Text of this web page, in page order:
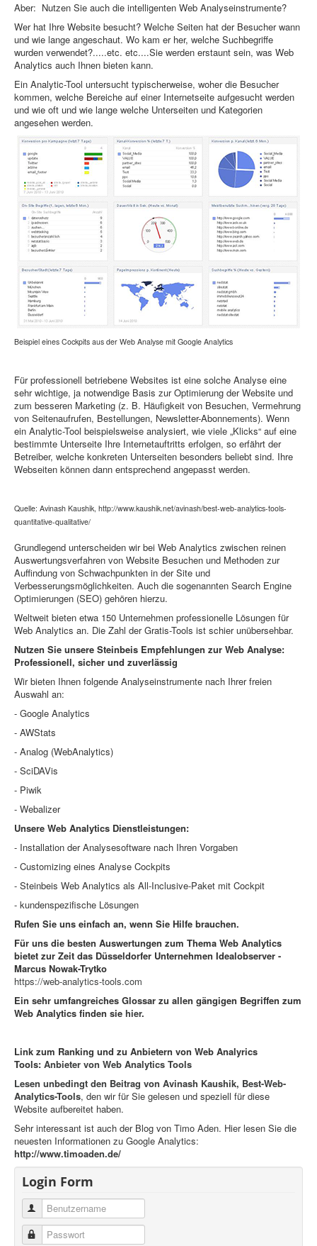
Aber: Nutzen Sie auch die intelligenten Web Analyseinstrumente?
Wer hat Ihre Website besucht? Welche Seiten hat der Besucher wann
und wie lange angeschaut. Wo kam er her, welche Suchbegriffe
wurden verwendet?.....etc. etc....Sie werden erstaunt sein, was Web
Analytics auch Ihnen bieten kann.
Ein Analytic-Tool untersucht typischerweise, woher die Besucher
kommen, welche Bereiche auf einer Internetseite aufgesucht werden
und wie oft und wie lange welche Unterseiten und Kategorien
angesehen werden.
Beispiel eines Cockpits aus der Web Analyse mit Google Analytics
Für professionell betriebene Websites ist eine solche Analyse eine
sehr wichtige, ja notwendige Basis zur Optimierung der Website und
zum besseren Marketing (z. B. Häufigkeit von Besuchen, Vermehrung
von Seitenaufrufen, Bestellungen, Newsletter-Abonnements). Wenn
ein Analytic-Tool beispielsweise analysiert, wie viele „Klicks“ auf eine
bestimmte Unterseite Ihre Internetauftritts erfolgen, so erfährt der
Betreiber, welche konkreten Unterseiten besonders beliebt sind. Ihre
Webseiten können dann entsprechend angepasst werden.
Quelle: Avinash Kaushik, http://www.kaushik.net/avinash/best-web-analytics-tools-
quantitative-qualitative/
Grundlegend unterscheiden wir bei Web Analytics zwischen reinen
Auswertungsverfahren von Website Besuchen und Methoden zur
Auffindung von Schwachpunkten in der Site und
Verbesserungsmöglichkeiten. Auch die sogenannten Search Engine
Optimierungen (SEO) gehören hierzu.
Weltweit bieten etwa 150 Unternehmen professionelle Lösungen für
Web Analytics an. Die Zahl der Gratis-Tools ist schier unübersehbar.
Nutzen Sie unsere Steinbeis Empfehlungen zur Web Analyse:
Professionell, sicher und zuverlässig
Wir bieten Ihnen folgende Analyseinstrumente nach Ihrer freien
Auswahl an:
- Google Analytics
- AWStats
- Analog (WebAnalytics)
- SciDAVis
- Piwik
- Webalizer
Unsere Web Analytics Dienstleistungen:
- Installation der Analysesoftware nach Ihren Vorgaben
- Customizing eines Analyse Cockpits
- Steinbeis Web Analytics als All-Inclusive-Paket mit Cockpit
- kundenspezifische Lösungen
Rufen Sie uns einfach an, wenn Sie Hilfe brauchen.
Für uns die besten Auswertungen zum Thema Web Analytics
bietet zur Zeit das Düsseldorfer Unternehmen Idealobserver -
Marcus Nowak-Trytko
https://web-analytics-tools.com
Ein sehr umfangreiches Glossar zu allen gängigen Begriffen zum
Web Analytics finden sie hier.
Link zum Ranking und zu Anbietern von Web Analyrics
Tools: Anbieter von Web Analytics Tools
Lesen unbedingt den Beitrag von Avinash Kaushik, Best-Web-
Analytics-Tools, den wir für Sie gelesen und speziell für diese
Website aufbereitet haben.
Sehr interessant ist auch der Blog von Timo Aden. Hier lesen Sie die
neuesten Informationen zu Google Analytics:
http://www.timoaden.de/
Login Form
Benutzername
Passwort